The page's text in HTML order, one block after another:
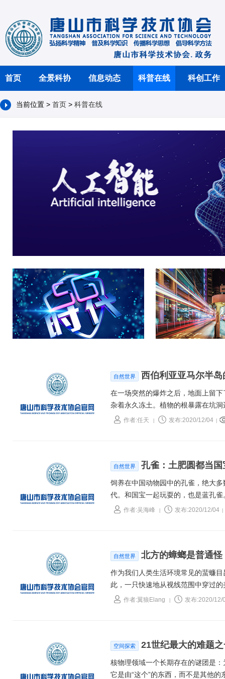
首页 全景科协 信息动态 科普在线 科创工作
当前位置 > 首页 > 科普在线
自然世界 西伯利亚亚马尔半
在一场突然的爆炸之后，地面上留
杂着永久冻土。植物的根暴露在坑
北极区中部的坑洞在形成时经历了
作者:任天 发布:2020/12/04
自然世界 孔雀：土肥圆都当
饲养在中国动物园中的孔雀，绝大
代。和国宝一起玩耍的，也是蓝孔
雀的“长脖子”颜色不一样。绿孔雀
作者:吴海峰 发布:2020/12/04
自然世界 北方的蟑螂是普通
作为我们人类生活环境常见的蜚蠊
此，一只快速地从视线范围中穿过
甲的背侧会有白色的花纹，其中雄
作者:翼狼Elang 发布:2020/12/
空间探索 21世纪最大的难题
核物理领域一个长期存在的谜团是
它是由“这个”的东西，而不是其他